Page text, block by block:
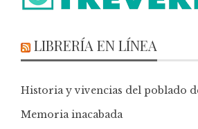
LIBRERÍA EN LÍNEA
Historia y vivencias del poblado
Memoria inacabada